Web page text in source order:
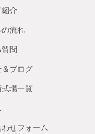
紹介
の流れ
質問
＆ブログ
場一覧
せフォーム